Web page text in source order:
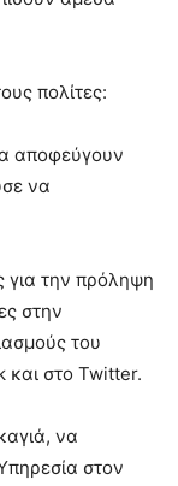
πολίτες:
αποφεύγουν
να
για την πρόληψη
στην
του
και στο Twitter.
να
στον